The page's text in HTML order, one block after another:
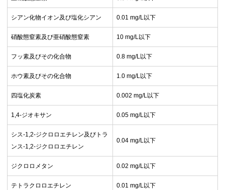
シアン化物イオン及び塩化シアン 0.01 mg/L以下
硝酸態窒素及び亜硝酸態窒素 10 mg/L以下
フッ素及びその化合物 0.8 mg/L以下
ホウ素及びその化合物 1.0 mg/L以下
四塩化炭素 0.002 mg/L以下
1,4-ジオキサン 0.05 mg/L以下
シス-1,2-ジクロロエチレン及びトラ
ンス-1,2-ジクロロエチレン
0.04 mg/L以下
ジクロロメタン 0.02 mg/L以下
テトラクロロエチレン 0.01 mg/L以下